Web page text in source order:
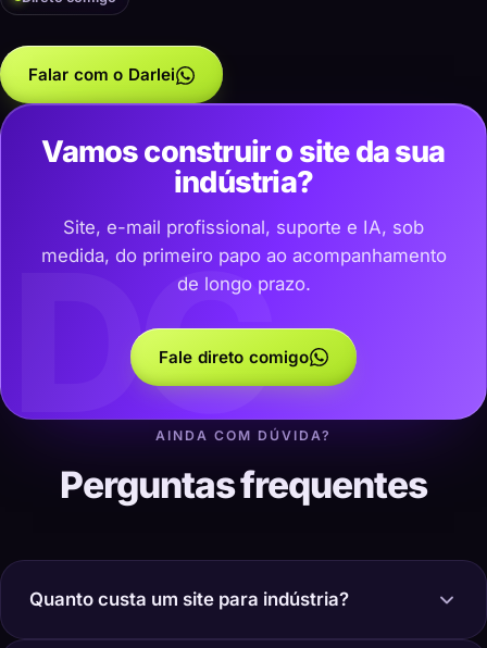
Falar com o Darlei
DC
Vamos construir o site da sua
indústria?
Site, e-mail profissional, suporte e IA, sob
medida, do primeiro papo ao acompanhamento
de longo prazo.
Fale direto comigo
AINDA COM DÚVIDA?
Perguntas frequentes
Quanto custa um site para indústria?